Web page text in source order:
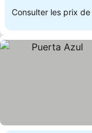
Consulter les prix de